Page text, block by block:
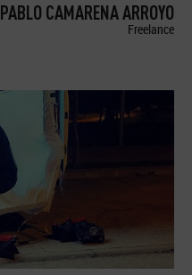
PABLO CAMARENA ARROYO
Freelance